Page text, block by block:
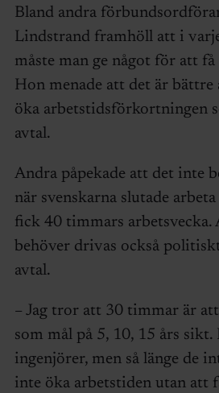
Bland andra
Lindstrand framhöll att i
måste man ge något för att
Hon menade att det är bättre
öka arbetstidsförkortningen
avtal.
Andra påpekade att det inte
när svenskarna slutade
fick 40 timmars arbetsvecka.
behöver drivas också
avtal.
– Jag tror att 30 timmar är
som mål på 5, 10, 15 års
ingenjörer, men så länge de
inte öka arbetstiden utan att